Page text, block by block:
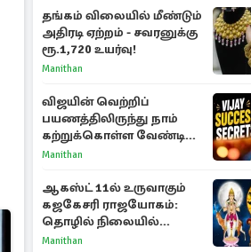
தங்கம் விலையில் மீண்டும்
அதிரடி ஏற்றம் - சவரனுக்கு
ரூ.1,720 உயர்வு!
Manithan
விஜயின் வெற்றிப்
பயணத்திலிருந்து நாம்
கற்றுக்கொள்ள வேண்டிய
முக்கிய 3 விடயங்கள்!
Manithan
ஆகஸ்ட் 11ல் உருவாகும்
கஜகேசரி ராஜயோகம்:
தொழில் நிலையில்
அதிர்ஷ்டம் பெறும் 3
Manithan